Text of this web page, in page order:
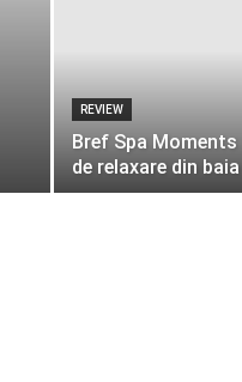
REVIEW
Bref Spa
de relaxare din